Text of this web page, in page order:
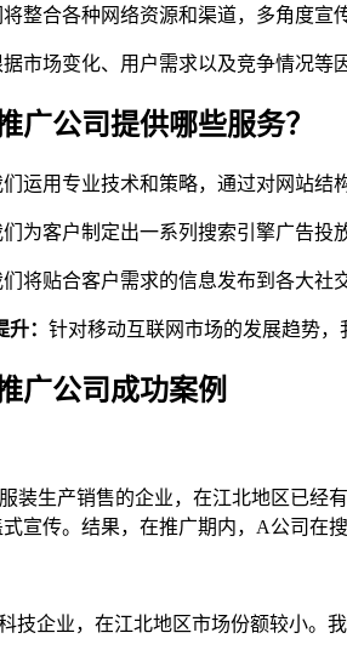
整合各种网络资源和渠道，多角度宣
市场变化、用户需求以及竞争情况
广公司提供哪些服务？
们运用专业技术和策略，通过对网站结
为客户制定出一系列搜索引擎广告投
们将贴合客户需求的信息发布到各大社
： 针对移动互联网市场的发展趋势
广公司成功案例
装生产销售的企业，在江北地区已经
宣传。结果，在推广期内，A公司在
技企业，在江北地区市场份额较小。